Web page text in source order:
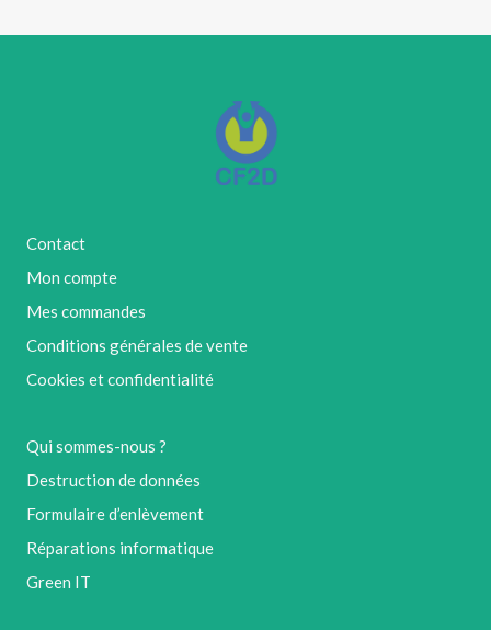
Contact
Mon compte
Mes commandes
Conditions générales de vente
Cookies et confidentialité
Qui sommes-nous ?
Destruction de données
Formulaire d’enlèvement
Réparations informatique
Green IT